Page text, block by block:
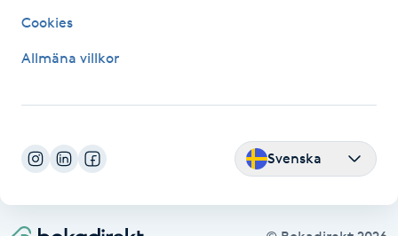
K
K18
Katun fransar
Kemisk peeling
Keratinbehandling
Cookies
Allmäna villkor
Svenska